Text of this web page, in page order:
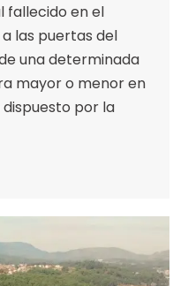
fallecido en el
las puertas del
una determinada
mayor o menor en
por la